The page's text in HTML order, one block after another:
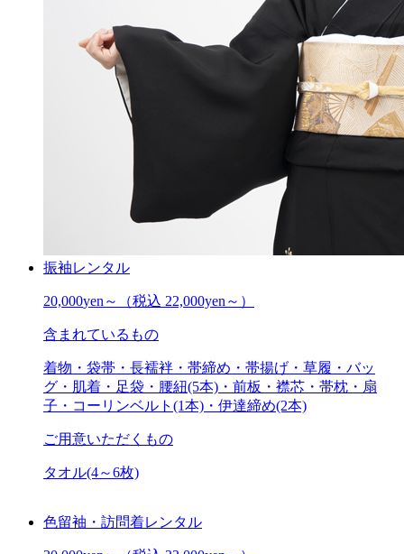
振袖レンタル
20,000yen～ （税込 22,000yen～）
含まれているもの
着物・袋帯・長襦袢・帯締め・帯揚げ・草履・バッ
グ・肌着・足袋・腰紐(5本)・前板・襟芯・帯枕・扇
子・コーリンベルト(1本)・伊達締め(2本)
ご用意いただくもの
タオル(4～6枚)
色留袖・訪問着レンタル